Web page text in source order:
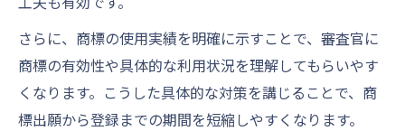
商標早期審査を活用する際の注意点まとめ
商標審査状況の確認で審査選択を最適化す
る方法
さらに、商標の使用実績を明確に示すことで、審査官に
商標の有効性や具体的な利用状況を理解してもらいやす
くなります。こうした具体的な対策を講じることで、商
標出願から登録までの期間を短縮しやすくなります。